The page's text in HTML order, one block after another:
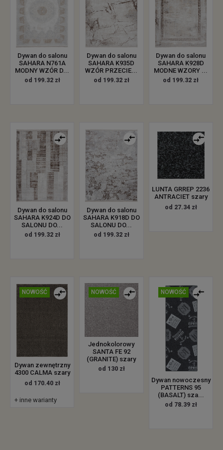
Dywan do salonu
SAHARA N761A
MODNY WZÓR D...
od 199.32 zł
Dywan do salonu
SAHARA K935D
WZÓR PRZECIE...
od 199.32 zł
Dywan do salonu
SAHARA K928D
MODNE WZORY ...
od 199.32 zł
Dywan do salonu
SAHARA K924D DO
SALONU DO...
od 199.32 zł
Dywan do salonu
SAHARA K918D DO
SALONU DO...
od 199.32 zł
LUNTA GRREP 2236
ANTRACIET szary
od 27.34 zł
NOWOŚĆ
Dywan zewnętrzny
4300 CALMA szary
od 170.40 zł
+ inne warianty
NOWOŚĆ
Jednokolorowy
SANTA FE 92
(GRANITE) szary
od 130 zł
NOWOŚĆ
Dywan nowoczesny
PATTERNS 95
(BASALT) sza...
od 78.39 zł